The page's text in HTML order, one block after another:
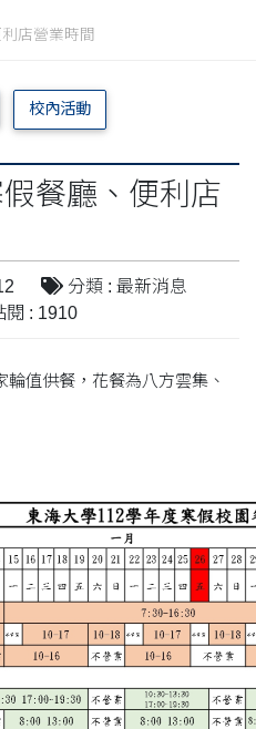
店營業時間
校內活動
假餐廳、便利店
分類 : 最新消息
閱 : 1910
值供餐，花餐為八方雲集、